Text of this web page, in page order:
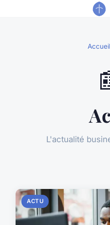
Accueil
L'actualité
ACTU